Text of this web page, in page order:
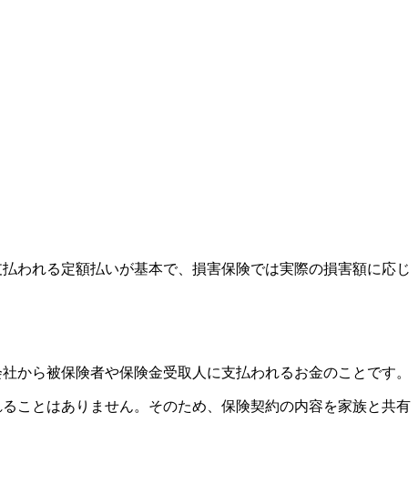
われる定額払いが基本で、損害保険では実際の損害額に応じ
から被保険者や保険金受取人に支払われるお金のことです。
ことはありません。そのため、保険契約の内容を家族と共有